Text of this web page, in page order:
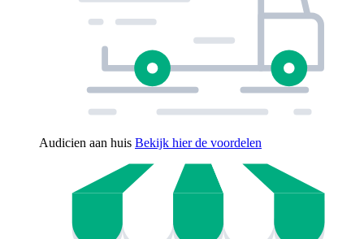
Audicien aan huis Bekijk hier de voordelen